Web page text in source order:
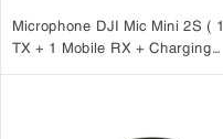
Microphone DJI Mic Mini 2S ( 1
TX + 1 Mobile RX + Charging